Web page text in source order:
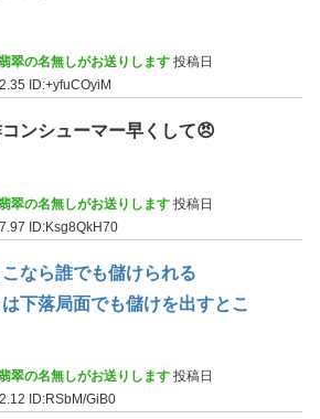
翠の名無しがお送りします 投稿日
ID:+yfuCOyiM
ンシューマー早くして😠
翠の名無しがお送りします 投稿日
ID:Ksg8QkH70
なら誰でも儲けられる
下落局面でも儲けを出すとこ
翠の名無しがお送りします 投稿日
ID:RSbM/GiB0